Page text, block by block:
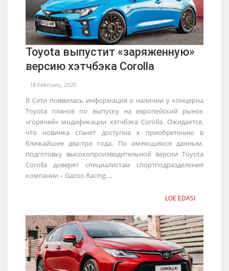
Toyota выпустит «заряженную»
версию хэтчбэка Corolla
18 February, 2020
В Сети появилась информация о наличии у концерна
Toyota планов по выпуску на европейский рынок
«горячей» модификации хэтчбэка Corolla. Ожидается,
что новинка станет доступна к приобретению в
ближайшие два-три года. По имеющимся данным,
подготовку высокопроизводительной версии Toyota
Corolla доверят специалистам спортподразделения
компании – Gazoo Racing....
LOE EDASI